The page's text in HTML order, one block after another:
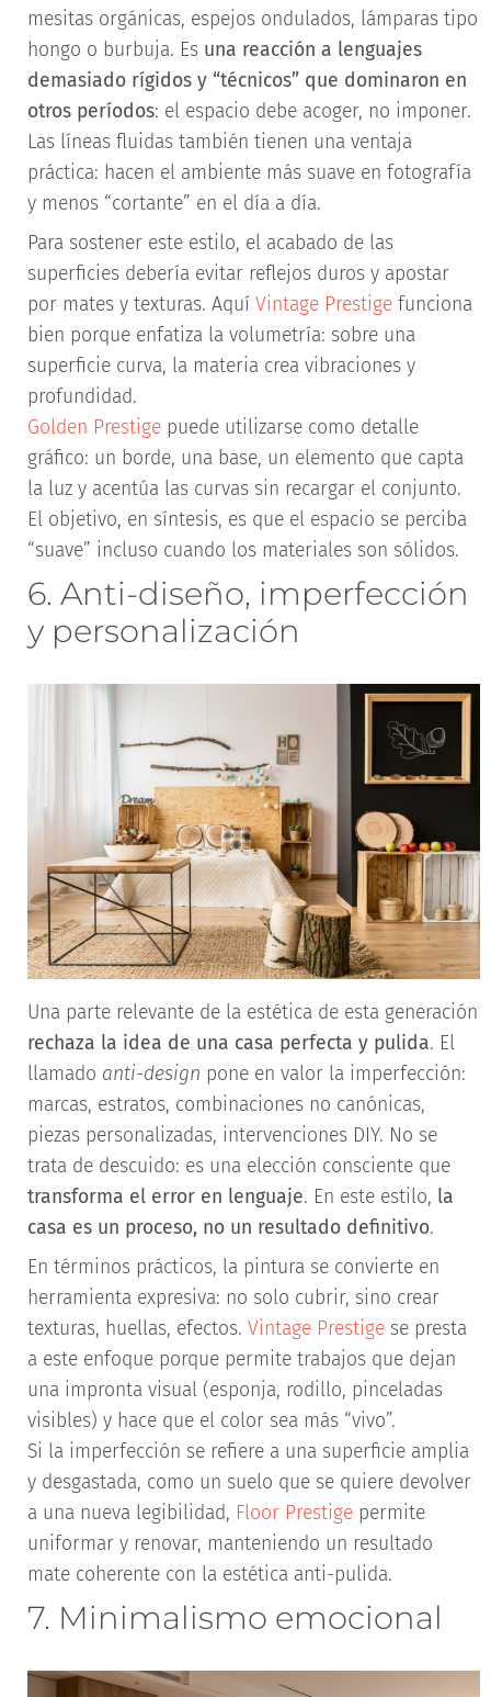
mesitas orgánicas, espejos ondulados, lámparas tipo
hongo o burbuja. Es una reacción a lenguajes
demasiado rígidos y “técnicos” que dominaron en
otros períodos: el espacio debe acoger, no imponer.
Las líneas fluidas también tienen una ventaja
práctica: hacen el ambiente más suave en fotografía
y menos “cortante” en el día a día.
Para sostener este estilo, el acabado de las
superficies debería evitar reflejos duros y apostar
por mates y texturas. Aquí Vintage Prestige funciona
bien porque enfatiza la volumetría: sobre una
superficie curva, la materia crea vibraciones y
profundidad.
Golden Prestige puede utilizarse como detalle
gráfico: un borde, una base, un elemento que capta
la luz y acentúa las curvas sin recargar el conjunto.
El objetivo, en síntesis, es que el espacio se perciba
“suave” incluso cuando los materiales son sólidos.
6. Anti-diseño, imperfección
y personalización
Una parte relevante de la estética de esta generación
rechaza la idea de una casa perfecta y pulida. El
llamado anti-design pone en valor la imperfección:
marcas, estratos, combinaciones no canónicas,
piezas personalizadas, intervenciones DIY. No se
trata de descuido: es una elección consciente que
transforma el error en lenguaje. En este estilo, la
casa es un proceso, no un resultado definitivo.
En términos prácticos, la pintura se convierte en
herramienta expresiva: no solo cubrir, sino crear
texturas, huellas, efectos. Vintage Prestige se presta
a este enfoque porque permite trabajos que dejan
una impronta visual (esponja, rodillo, pinceladas
visibles) y hace que el color sea más “vivo”.
Si la imperfección se refiere a una superficie amplia
y desgastada, como un suelo que se quiere devolver
a una nueva legibilidad, Floor Prestige permite
uniformar y renovar, manteniendo un resultado
mate coherente con la estética anti-pulida.
7. Minimalismo emocional